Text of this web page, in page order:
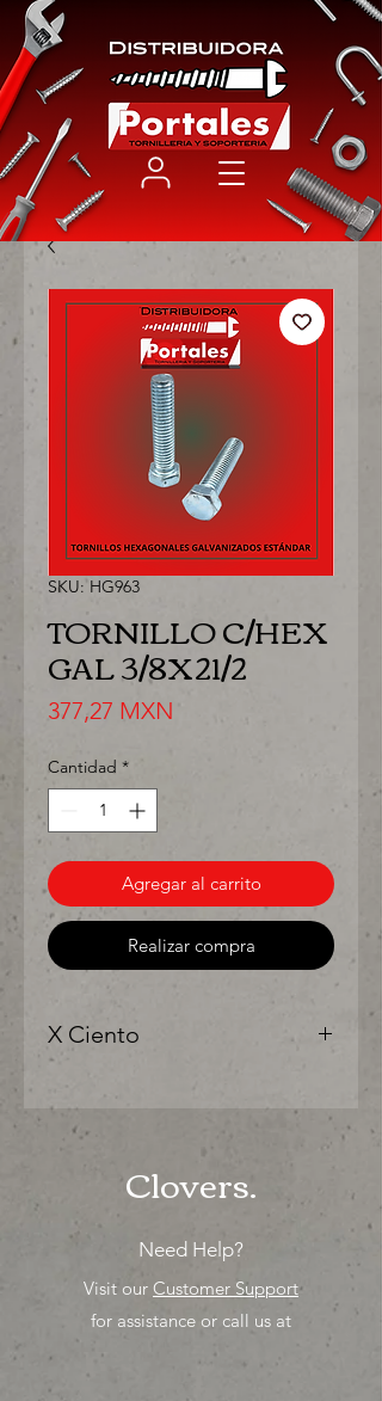
SKU: HG963
TORNILLO C/HEX
GAL 3/8X21/2
377,27 MXN
Cantidad *
Agregar al carrito
Realizar compra
X Ciento
solo los mejores precios para tu
tienda o proyecto" venta por ciento
Clovers.
Need Help?
Visit our Customer Support
for assistance or call us at